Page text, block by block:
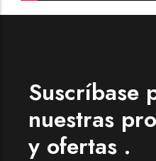
Suscríbase
nuestras
y ofertas .